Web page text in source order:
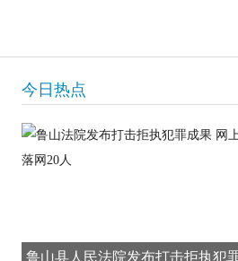
今日热点
鲁山县人民法院发布打击拒执犯